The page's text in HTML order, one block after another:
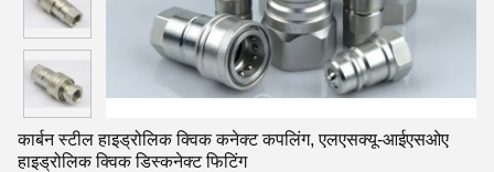
कार्बन स्टील हाइड्रोलिक क्विक कनेक्ट कपलिंग, एलएसक्यू-आईएसओए
हाइड्रोलिक क्विक डिस्कनेक्ट फिटिंग